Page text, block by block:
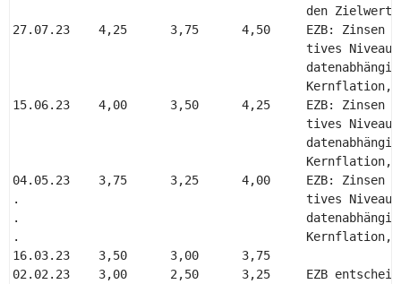
den
27.07.23    4,25      3,75      4,50     EZB: Zinsen
tives
15.06.23    4,00      3,50      4,25     EZB: Zinsen
tives
04.05.23    3,75      3,25      4,00     EZB: Zinsen
.                                        tives Niveau
.                                        datenabhängig.
.                                        Kernflation,
16.03.23    3,50      3,00      3,75
02.02.23    3,00      2,50      3,25     EZB